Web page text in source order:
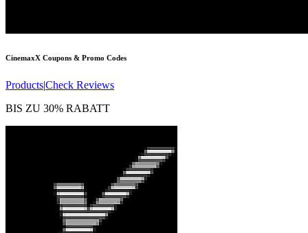
CinemaxX Coupons & Promo Codes
Products|Check Reviews
BIS ZU 30% RABATT